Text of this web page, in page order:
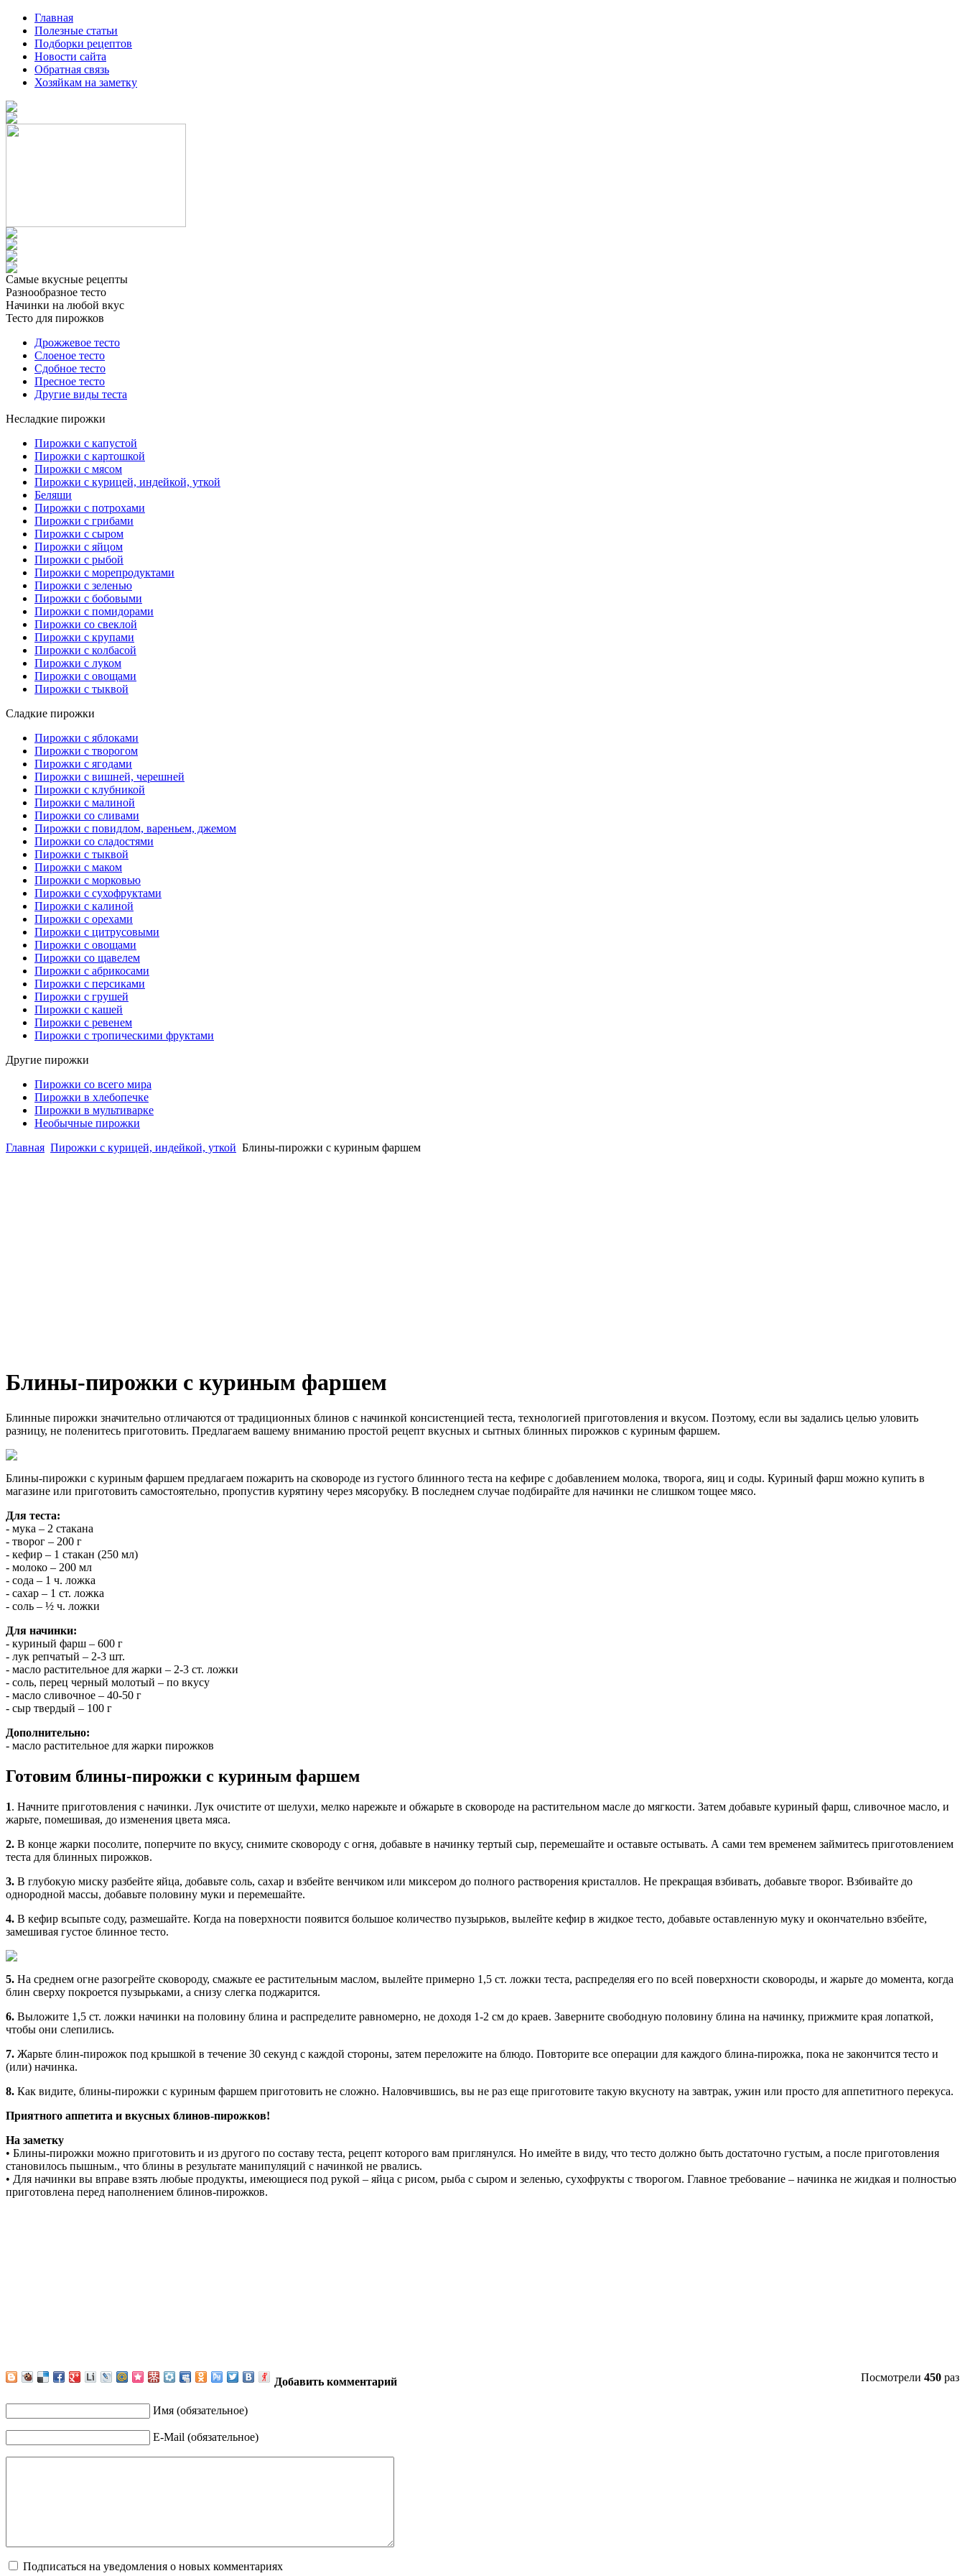
Главная
Полезные статьи
Подборки рецептов
Новости сайта
Обратная связь
Хозяйкам на заметку
Самые вкусные рецепты
Разнообразное тесто
Начинки на любой вкус
Тесто для пирожков
Дрожжевое тесто
Слоеное тесто
Сдобное тесто
Пресное тесто
Другие виды теста
Несладкие пирожки
Пирожки с капустой
Пирожки с картошкой
Пирожки с мясом
Пирожки с курицей, индейкой, уткой
Беляши
Пирожки с потрохами
Пирожки с грибами
Пирожки с сыром
Пирожки с яйцом
Пирожки с рыбой
Пирожки с морепродуктами
Пирожки с зеленью
Пирожки с бобовыми
Пирожки с помидорами
Пирожки со свеклой
Пирожки с крупами
Пирожки с колбасой
Пирожки с луком
Пирожки с овощами
Пирожки с тыквой
Сладкие пирожки
Пирожки с яблоками
Пирожки с творогом
Пирожки с ягодами
Пирожки с вишней, черешней
Пирожки с клубникой
Пирожки с малиной
Пирожки со сливами
Пирожки с повидлом, вареньем, джемом
Пирожки со сладостями
Пирожки с тыквой
Пирожки с маком
Пирожки с морковью
Пирожки с сухофруктами
Пирожки с калиной
Пирожки с орехами
Пирожки с цитрусовыми
Пирожки с овощами
Пирожки со щавелем
Пирожки с абрикосами
Пирожки с персиками
Пирожки с грушей
Пирожки с кашей
Пирожки с ревенем
Пирожки с тропическими фруктами
Другие пирожки
Пирожки со всего мира
Пирожки в хлебопечке
Пирожки в мультиварке
Необычные пирожки
Главная Пирожки с курицей, индейкой, уткой Блины-пирожки с куриным фаршем
Блины-пирожки с куриным фаршем
Блинные пирожки значительно отличаются от традиционных блинов с начинкой консистенцией теста, технологией приготовления и вкусом. Поэтому, если вы задались целью уловить
разницу, не поленитесь приготовить. Предлагаем вашему вниманию простой рецепт вкусных и сытных блинных пирожков с куриным фаршем.
Блины-пирожки с куриным фаршем предлагаем пожарить на сковороде из густого блинного теста на кефире с добавлением молока, творога, яиц и соды. Куриный фарш можно купить в
магазине или приготовить самостоятельно, пропустив курятину через мясорубку. В последнем случае подбирайте для начинки не слишком тощее мясо.
Для теста:
- мука – 2 стакана
- творог – 200 г
- кефир – 1 стакан (250 мл)
- молоко – 200 мл
- сода – 1 ч. ложка
- сахар – 1 ст. ложка
- соль – ½ ч. ложки
Для начинки:
- куриный фарш – 600 г
- лук репчатый – 2-3 шт.
- масло растительное для жарки – 2-3 ст. ложки
- соль, перец черный молотый – по вкусу
- масло сливочное – 40-50 г
- сыр твердый – 100 г
Дополнительно:
- масло растительное для жарки пирожков
Готовим блины-пирожки с куриным фаршем
1. Начните приготовления с начинки. Лук очистите от шелухи, мелко нарежьте и обжарьте в сковороде на растительном масле до мягкости. Затем добавьте куриный фарш, сливочное масло, и
жарьте, помешивая, до изменения цвета мяса.
2. В конце жарки посолите, поперчите по вкусу, снимите сковороду с огня, добавьте в начинку тертый сыр, перемешайте и оставьте остывать. А сами тем временем займитесь приготовлением
теста для блинных пирожков.
3. В глубокую миску разбейте яйца, добавьте соль, сахар и взбейте венчиком или миксером до полного растворения кристаллов. Не прекращая взбивать, добавьте творог. Взбивайте до
однородной массы, добавьте половину муки и перемешайте.
4. В кефир всыпьте соду, размешайте. Когда на поверхности появится большое количество пузырьков, вылейте кефир в жидкое тесто, добавьте оставленную муку и окончательно взбейте,
замешивая густое блинное тесто.
5. На среднем огне разогрейте сковороду, смажьте ее растительным маслом, вылейте примерно 1,5 ст. ложки теста, распределяя его по всей поверхности сковороды, и жарьте до момента, когда
блин сверху покроется пузырьками, а снизу слегка поджарится.
6. Выложите 1,5 ст. ложки начинки на половину блина и распределите равномерно, не доходя 1-2 см до краев. Заверните свободную половину блина на начинку, прижмите края лопаткой,
чтобы они слепились.
7. Жарьте блин-пирожок под крышкой в течение 30 секунд с каждой стороны, затем переложите на блюдо. Повторите все операции для каждого блина-пирожка, пока не закончится тесто и
(или) начинка.
8. Как видите, блины-пирожки с куриным фаршем приготовить не сложно. Наловчившись, вы не раз еще приготовите такую вкусноту на завтрак, ужин или просто для аппетитного перекуса.
Приятного аппетита и вкусных блинов-пирожков!
На заметку
• Блины-пирожки можно приготовить и из другого по составу теста, рецепт которого вам приглянулся. Но имейте в виду, что тесто должно быть достаточно густым, а после приготовления
становилось пышным., что блины в результате манипуляций с начинкой не рвались.
• Для начинки вы вправе взять любые продукты, имеющиеся под рукой – яйца с рисом, рыба с сыром и зеленью, сухофрукты с творогом. Главное требование – начинка не жидкая и полностью
приготовлена перед наполнением блинов-пирожков.
Посмотрели 450 раз
Добавить комментарий
Имя (обязательное)
E-Mail (обязательное)
Подписаться на уведомления о новых комментариях